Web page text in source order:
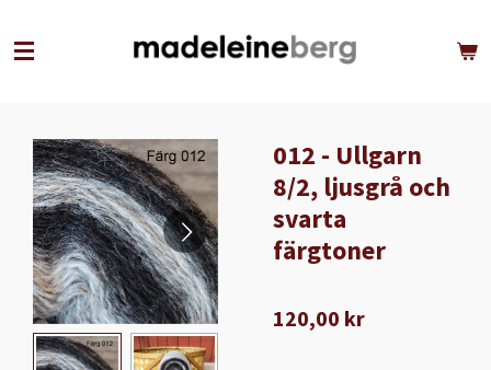
till
012 - Ullgarn
8/2, ljusgrå och
svarta
färgtoner
120,00 kr